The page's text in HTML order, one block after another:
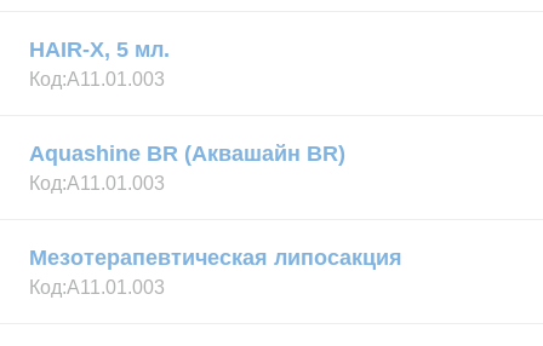
HAIR-X, 5 мл.
Код:А11.01.003
Aquashine BR (Аквашайн BR)
Код:А11.01.003
Мезотерапевтическая липосакция
Код:А11.01.003